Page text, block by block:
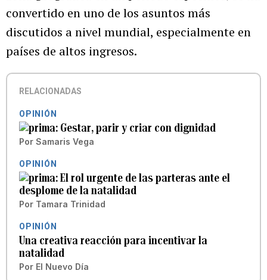
convertido en uno de los asuntos más
discutidos a nivel mundial, especialmente en
países de altos ingresos.
RELACIONADAS
OPINIÓN
Gestar, parir y criar con dignidad
Por Samaris Vega
OPINIÓN
El rol urgente de las parteras ante el
desplome de la natalidad
Por Tamara Trinidad
OPINIÓN
Una creativa reacción para incentivar la
natalidad
Por El Nuevo Día